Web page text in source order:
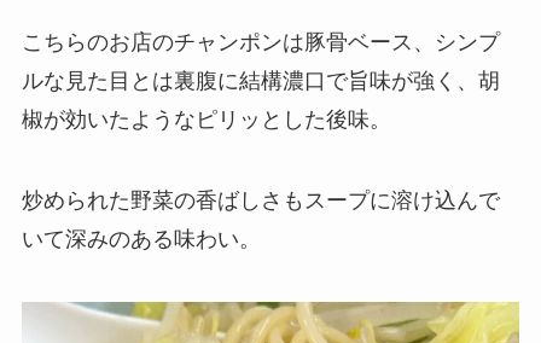
こちらのお店のチャンポンは豚骨ベース、シンプ
ルな見た目とは裏腹に結構濃口で旨味が強く、胡
椒が効いたようなピリッとした後味。
炒められた野菜の香ばしさもスープに溶け込んで
いて深みのある味わい。